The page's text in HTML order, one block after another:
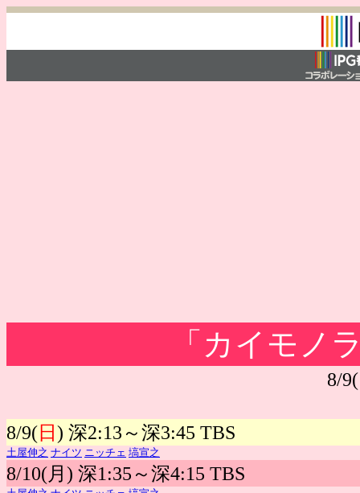
「カイモノ
8/9(
8/9(日 ) 深2:13～深3:45 TBS
土屋伸之 ナイツ ニッチェ 塙宣之
8/10(月) 深1:35～深4:15 TBS